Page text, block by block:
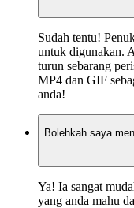
Sudah tentu!
untuk digunakan.
turun sebarang
MP4 dan GIF
anda!
Bolehkah saya
Ya! Ia sangat
yang anda mahu